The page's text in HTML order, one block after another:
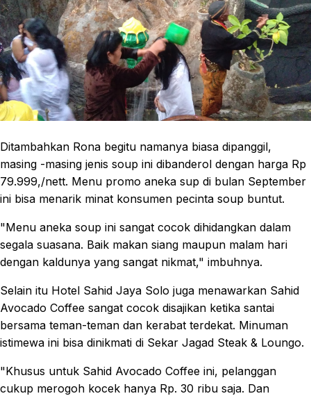
Ditambahkan Rona begitu namanya biasa dipanggil,
masing -masing jenis soup ini dibanderol dengan harga Rp
79.999,/nett. Menu promo aneka sup di bulan September
ini bisa menarik minat konsumen pecinta soup buntut.
"Menu aneka soup ini sangat cocok dihidangkan dalam
segala suasana. Baik makan siang maupun malam hari
dengan kaldunya yang sangat nikmat," imbuhnya.
Selain itu Hotel Sahid Jaya Solo juga menawarkan Sahid
Avocado Coffee sangat cocok disajikan ketika santai
bersama teman-teman dan kerabat terdekat. Minuman
istimewa ini bisa dinikmati di Sekar Jagad Steak & Loungo.
"Khusus untuk Sahid Avocado Coffee ini, pelanggan
cukup merogoh kocek hanya Rp. 30 ribu saja. Dan